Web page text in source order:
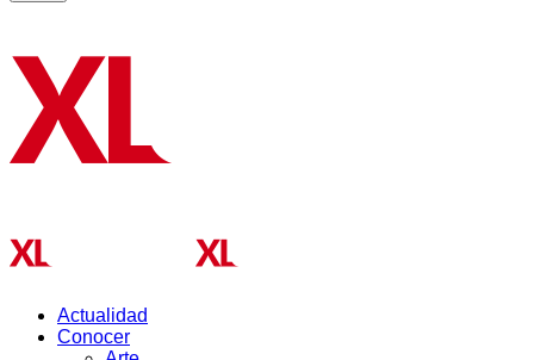
Actualidad
Conocer